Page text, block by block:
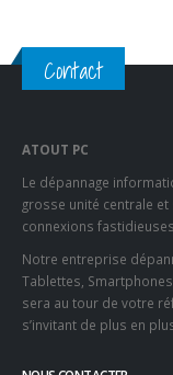
Contact
ATOUT PC
Le dépannage
grosse unité centrale
connexions
Notre entreprise
Tablettes,
sera au tour de votre
s’invitant de plus en